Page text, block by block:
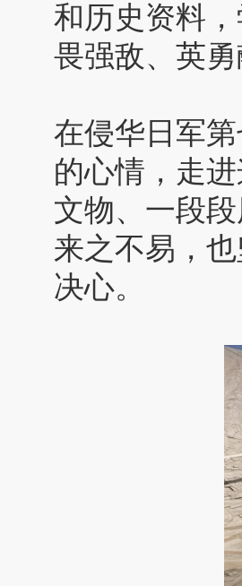
和历史资料
畏强敌、英
在侵华日军
的心情，走
文物、一段
来之不易，
决心。